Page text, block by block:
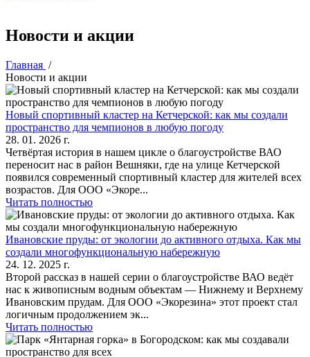
Новости и акции
Главная /
Новости и акции
Новый спортивный кластер на Кетчерской: как мы создали
пространство для чемпионов в любую погоду
28. 01. 2026 г.
Четвёртая история в нашем цикле о благоустройстве ВАО
переносит нас в район Вешняки, где на улице Кетчерской
появился современный спортивный кластер для жителей всех
возрастов. Для ООО «Экоре...
Читать полностью
Ивановские пруды: от экологии до активного отдыха. Как мы
создали многофункциональную набережную
24. 12. 2025 г.
Второй рассказ в нашей серии о благоустройстве ВАО ведёт
нас к живописным водным объектам — Нижнему и Верхнему
Ивановским прудам. Для ООО «Экорезина» этот проект стал
логичным продолжением эк...
Читать полностью